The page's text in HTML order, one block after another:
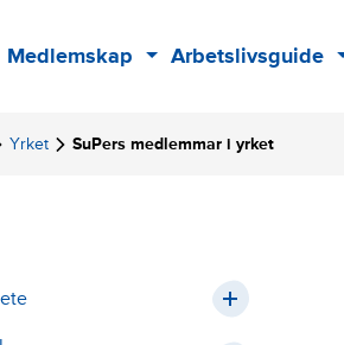
Medlemskap
SubArbetslivsguide
Yrket SuPers medlemmar i yrket